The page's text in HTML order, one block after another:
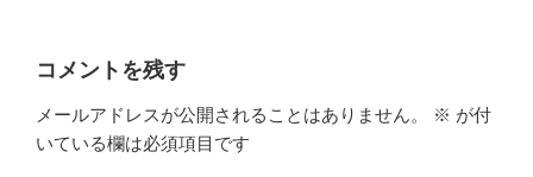
コメントを残す
メールアドレスが公開されることはありません。 ※ が付
いている欄は必須項目です